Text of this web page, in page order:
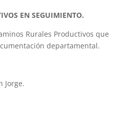
EN SEGUIMIENTO.
Rurales Productivos que
departamental.
Jorge.